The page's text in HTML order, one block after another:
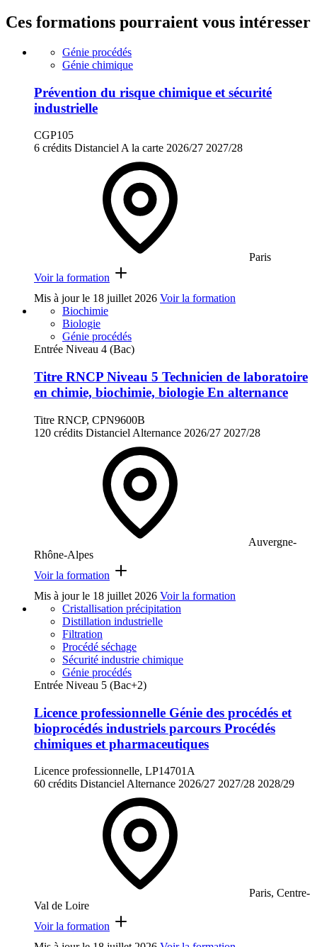
Ces formations pourraient vous intéresser
Génie procédés
Génie chimique
Prévention du risque chimique et sécurité
industrielle
CGP105
6 crédits DistancielA la carte 2026/27 2027/28
Paris
Voir la formation
Mis à jour le 18 juillet 2026 Voir la formation
Biochimie
Biologie
Génie procédés
Entrée Niveau 4 (Bac)
Titre RNCP Niveau 5 Technicien de laboratoire
en chimie, biochimie, biologie En alternance
Titre RNCP, CPN9600B
120 crédits Distanciel Alternance 2026/27 2027/28
Auvergne-
Rhône-Alpes
Voir la formation
Mis à jour le 18 juillet 2026 Voir la formation
Cristallisation précipitation
Distillation industrielle
Filtration
Procédé séchage
Sécurité industrie chimique
Génie procédés
Entrée Niveau 5 (Bac+2)
Licence professionnelle Génie des procédés et
bioprocédés industriels parcours Procédés
chimiques et pharmaceutiques
Licence professionnelle, LP14701A
60 crédits Distanciel Alternance 2026/27 2027/28 2028/29
Paris, Centre-
Val de Loire
Voir la formation